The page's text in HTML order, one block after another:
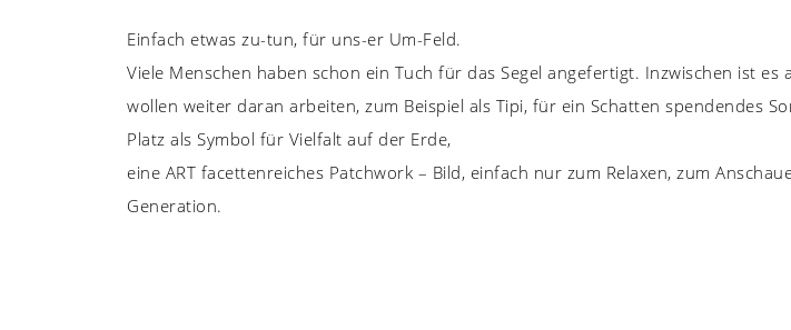
Einfach etwas zu-tun, für uns-er Um-Feld.
Viele Menschen haben schon ein Tuch für das Segel angefertigt. Inzwischen ist
wollen weiter daran arbeiten, zum Beispiel als Tipi, für ein Schatten spendendes
Platz als Symbol für Vielfalt auf der Erde,
eine ART facettenreiches Patchwork – Bild, einfach nur zum Relaxen, zum
Generation.